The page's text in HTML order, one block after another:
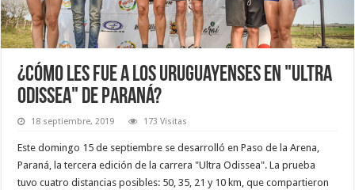
¿Cómo les fue a los uruguayenses en "Ultra
Odissea" de Paraná?
18 septiembre, 2019 173 Visitas
Este domingo 15 de septiembre se desarrolló en Paso de la Arena,
Paraná, la tercera edición de la carrera "Ultra Odissea". La prueba
tuvo cuatro distancias posibles: 50, 35, 21 y 10 km, que compartieron